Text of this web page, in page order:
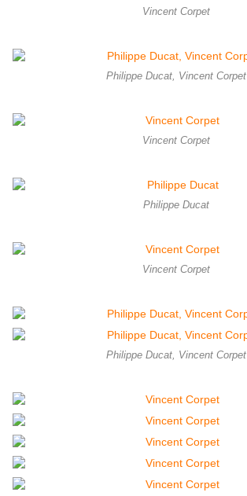
Vincent Corpet
Philippe Ducat, Vincent Corpet
Vincent Corpet
Philippe Ducat
Vincent Corpet
Philippe Ducat, Vincent Corpet